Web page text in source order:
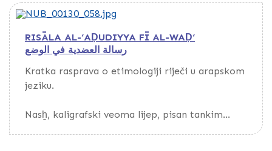
RISĀLA AL-‘AḌUDIYYA FĪ AL-WAḌ‘
رسالة العضدية في الوضع
Kratka rasprava o etimologiji riječi u arapskom
jeziku.
Nasẖ, kaligrafski veoma lijep, pisan tankim